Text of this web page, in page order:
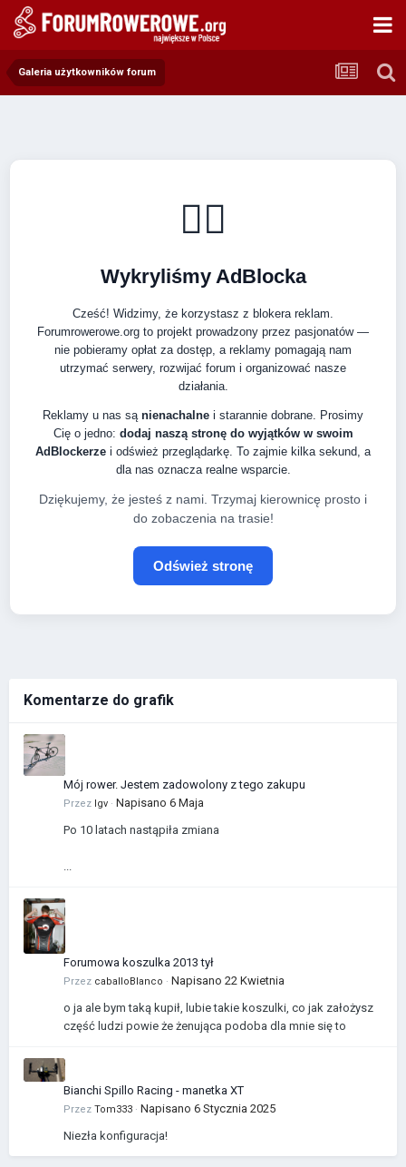
Galeria użytkowników forum
🚴‍♂️
Wykryliśmy AdBlocka
Cześć! Widzimy, że korzystasz z blokera reklam.
Forumrowerowe.org to projekt prowadzony przez pasjonatów —
nie pobieramy opłat za dostęp, a reklamy pomagają nam
utrzymać serwery, rozwijać forum i organizować nasze
działania.
Reklamy u nas są nienachalne i starannie dobrane. Prosimy
Cię o jedno: dodaj naszą stronę do wyjątków w swoim
AdBlockerze i odśwież przeglądarkę. To zajmie kilka sekund, a
dla nas oznacza realne wsparcie.
Dziękujemy, że jesteś z nami. Trzymaj kierownicę prosto i
do zobaczenia na trasie!
Odśwież stronę
Komentarze do grafik
Mój rower. Jestem zadowolony z tego zakupu
Przez Igv · Napisano 6 Maja
Po 10 latach nastąpiła zmiana
...
Forumowa koszulka 2013 tył
Przez caballoBlanco · Napisano 22 Kwietnia
o ja ale bym taką kupił, lubie takie koszulki, co jak założysz
część ludzi powie że żenująca podoba dla mnie się to
Bianchi Spillo Racing - manetka XT
Przez Tom333 · Napisano 6 Stycznia 2025
Niezła konfiguracja!